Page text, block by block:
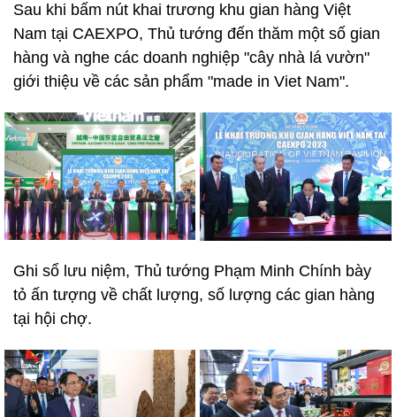
Sau khi bấm nút khai trương khu gian hàng Việt
Nam tại CAEXPO, Thủ tướng đến thăm một số gian
hàng và nghe các doanh nghiệp "cây nhà lá vườn"
giới thiệu về các sản phẩm "made in Viet Nam".
Ghi sổ lưu niệm, Thủ tướng Phạm Minh Chính bày
tỏ ấn tượng về chất lượng, số lượng các gian hàng
tại hội chợ.